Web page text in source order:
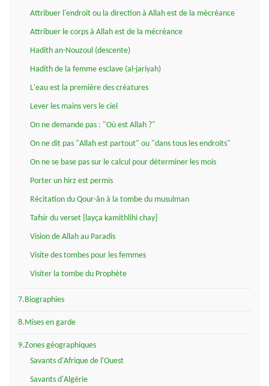
Attribuer l'endroit ou la direction à Allah est de la mécréance
Attribuer le corps à Allah est de la mécréance
Hadith an-Nouzoul (descente)
Hadith de la femme esclave (al-jariyah)
L'eau est la première des créatures
Lever les mains vers le ciel
On ne demande pas : "Où est Allah ?"
On ne dit pas "Allah est partout" ou "dans tous les endroits"
On ne se base pas sur le calcul pour déterminer les mois
Porter un hirz est permis
Récitation du Qour-ân à la tombe du musulman
Tafsir du verset {layça kamithlihi chay}
Vision de Allah au Paradis
Visite des tombes pour les femmes
Visiter la tombe du Prophète
7.Biographies
8.Mises en garde
9.Zones géographiques
Savants d'Afrique de l'Ouest
Savants d'Algérie